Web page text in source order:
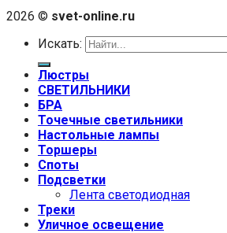
2026 © svet-online.ru
Искать:
Люстры
СВЕТИЛЬНИКИ
БРА
Точечные светильники
Настольные лампы
Торшеры
Споты
Подсветки
Лента светодиодная
Треки
Уличное освещение